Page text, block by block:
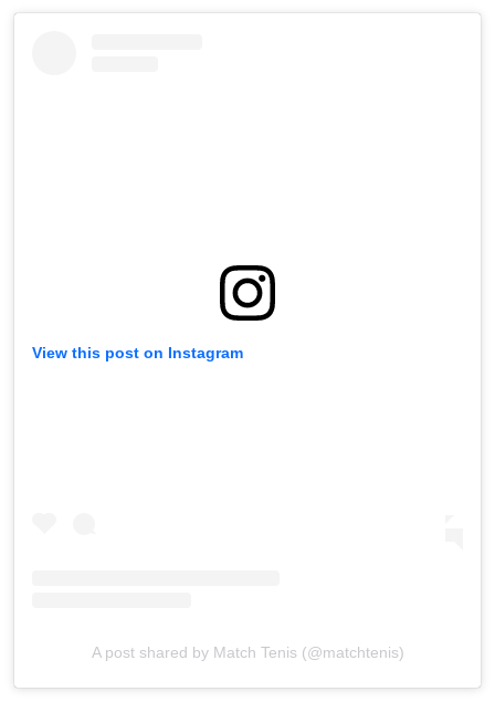
View this post on Instagram
A post shared by Match Tenis (@matchtenis)